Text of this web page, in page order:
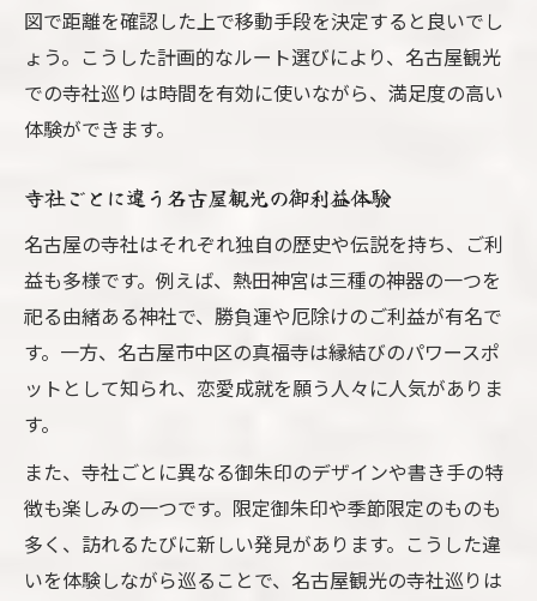
図で距離を確認した上で移動手段を決定すると良いでし
ょう。こうした計画的なルート選びにより、名古屋観光
での寺社巡りは時間を有効に使いながら、満足度の高い
体験ができます。
寺社ごとに違う名古屋観光の御利益体験
名古屋の寺社はそれぞれ独自の歴史や伝説を持ち、ご利
益も多様です。例えば、熱田神宮は三種の神器の一つを
祀る由緒ある神社で、勝負運や厄除けのご利益が有名で
す。一方、名古屋市中区の真福寺は縁結びのパワースポ
ットとして知られ、恋愛成就を願う人々に人気がありま
す。
また、寺社ごとに異なる御朱印のデザインや書き手の特
徴も楽しみの一つです。限定御朱印や季節限定のものも
多く、訪れるたびに新しい発見があります。こうした違
いを体験しながら巡ることで、名古屋観光の寺社巡りは